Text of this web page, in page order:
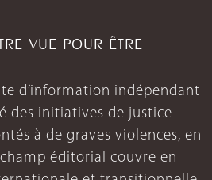
VUE POUR ÊTRE
d’information indépendant
des initiatives de justice
à de graves violences, en
éditorial couvre en